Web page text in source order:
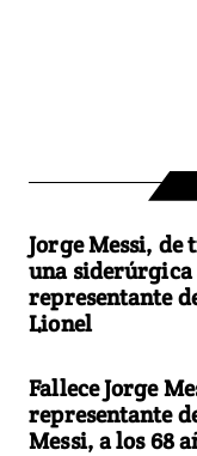
Jorge Messi, de
una siderúrgica
representante
Lionel
Fallece Jorge
representante
Messi, a los 68